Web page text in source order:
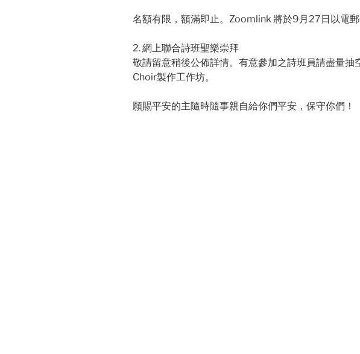
名額有限，額滿即止。Zoomlink 將於9月27日以電郵
2. 網上聯合詩班聖樂崇拜
敬請留意稍後公佈詳情。有意參加之詩班員請盡量抽
Choir製作工作坊。
願賜平安的主隨時隨事親自給你們平安，保守你們！